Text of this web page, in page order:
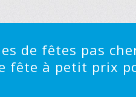
de fêtes pas
fête à petit prix